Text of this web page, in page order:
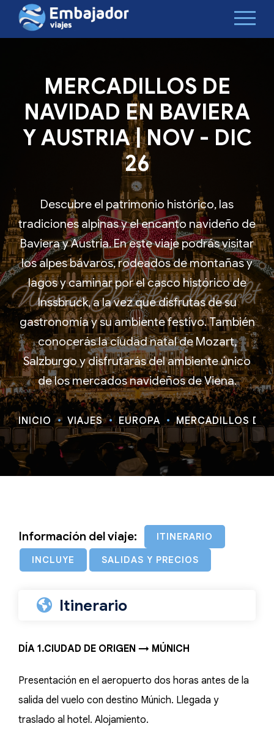
MERCADILLOS DE
NAVIDAD EN BAVIERA
Y AUSTRIA | NOV - DIC
26
Descubre el patrimonio histórico, las
tradiciones alpinas y el encanto navideño de
Baviera y Austria. En este viaje podrás visitar
los alpes bávaros, rodeados de montañas y
lagos y caminar por el casco histórico de
Inssbruck, a la vez que disfrutas de su
gastronomía y su ambiente festivo. También
conocerás la ciudad natal de Mozart,
Salzburgo y disfrutarás del ambiente único
de los mercados navideños de Viena.
INICIO VIAJES EUROPA MERCADILLOS DE
Información del viaje: ITINERARIO
INCLUYE SALIDAS Y PRECIOS
Itinerario
DÍA 1.CIUDAD DE ORIGEN → MÚNICH
Presentación en el aeropuerto dos horas antes de la
salida del vuelo con destino Múnich. Llegada y
traslado al hotel. Alojamiento.